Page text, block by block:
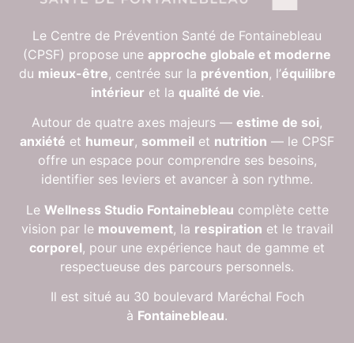
Le Centre de Prévention Santé de Fontainebleau
(CPSF) propose une approche globale et moderne
du mieux-être, centrée sur la prévention, l’équilibre
intérieur et la qualité de vie.
Autour de quatre axes majeurs — estime de soi,
anxiété et humeur, sommeil et nutrition — le CPSF
offre un espace pour comprendre ses besoins,
identifier ses leviers et avancer à son rythme.
Le Wellness Studio Fontainebleau complète cette
vision par le mouvement, la respiration et le travail
corporel, pour une expérience haut de gamme et
respectueuse des parcours personnels.
Il est situé au 30 boulevard Maréchal Foch
à Fontainebleau.